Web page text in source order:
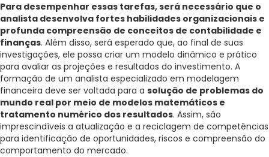
Para desempenhar essas tarefas, será necessário que o
analista desenvolva fortes habilidades organizacionais e
profunda compreensão de conceitos de contabilidade e
finanças. Além disso, será esperado que, ao final de suas
investigações, ele possa criar um modelo dinâmico e prático
para avaliar as projeções e resultados do investimento. A
formação de um analista especializado em modelagem
financeira deve ser voltada para a solução de problemas do
mundo real por meio de modelos matemáticos e
tratamento numérico dos resultados. Assim, são
imprescindíveis a atualização e a reciclagem de competências
para identificação de oportunidades, riscos e compreensão do
comportamento do mercado.